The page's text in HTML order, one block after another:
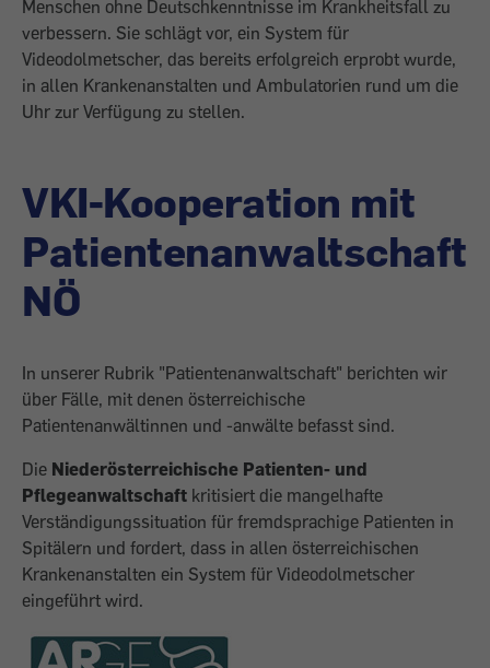
Menschen ohne Deutschkenntnisse im Krankheitsfall zu
verbessern. Sie schlägt vor, ein System für
Videodolmetscher, das bereits erfolgreich erprobt wurde,
in allen Krankenanstalten und Ambulatorien rund um die
Uhr zur Verfügung zu stellen.
VKI-Kooperation mit
Patientenanwaltschaft
NÖ
In unserer Rubrik "Patientenanwaltschaft" berichten wir
über Fälle, mit denen österreichische
Patientenanwältinnen und -anwälte befasst sind.
Die Niederösterreichische Patienten- und
Pflegeanwaltschaft kritisiert die mangelhafte
Verständigungssituation für fremdsprachige Patienten in
Spitälern und fordert, dass in allen österreichischen
Krankenanstalten ein System für Videodolmetscher
eingeführt wird.